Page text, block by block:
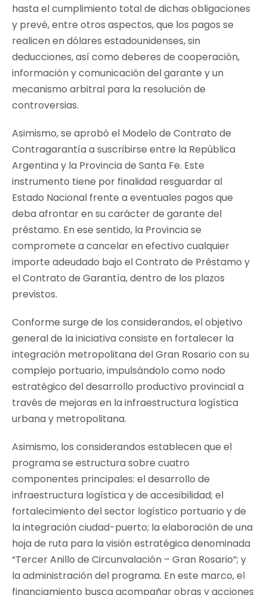
hasta el cumplimiento total de dichas obligaciones
y prevé, entre otros aspectos, que los pagos se
realicen en dólares estadounidenses, sin
deducciones, así como deberes de cooperación,
información y comunicación del garante y un
mecanismo arbitral para la resolución de
controversias.
Asimismo, se aprobó el Modelo de Contrato de
Contragarantía a suscribirse entre la República
Argentina y la Provincia de Santa Fe. Este
instrumento tiene por finalidad resguardar al
Estado Nacional frente a eventuales pagos que
deba afrontar en su carácter de garante del
préstamo. En ese sentido, la Provincia se
compromete a cancelar en efectivo cualquier
importe adeudado bajo el Contrato de Préstamo y
el Contrato de Garantía, dentro de los plazos
previstos.
Conforme surge de los considerandos, el objetivo
general de la iniciativa consiste en fortalecer la
integración metropolitana del Gran Rosario con su
complejo portuario, impulsándolo como nodo
estratégico del desarrollo productivo provincial a
través de mejoras en la infraestructura logística
urbana y metropolitana.
Asimismo, los considerandos establecen que el
programa se estructura sobre cuatro
componentes principales: el desarrollo de
infraestructura logística y de accesibilidad; el
fortalecimiento del sector logístico portuario y de
la integración ciudad-puerto; la elaboración de una
hoja de ruta para la visión estratégica denominada
“Tercer Anillo de Circunvalación – Gran Rosario”; y
la administración del programa. En este marco, el
financiamiento busca acompañar obras y acciones